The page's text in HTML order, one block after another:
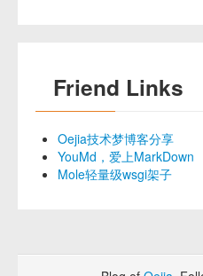
Friend Links
Oejia技术梦博客分享
YouMd，爱上MarkDown
Mole轻量级wsgi架子